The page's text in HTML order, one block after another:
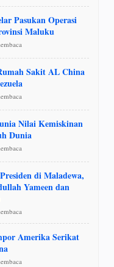
Pasukan Operasi
Maluku
Sakit AL China
Nilai Kemiskinan
Dunia
di Maladewa,
Yameen dan
Amerika Serikat